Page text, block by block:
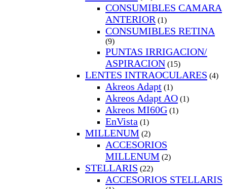
CONSUMIBLES CAMARA
ANTERIOR (1)
CONSUMIBLES RETINA
(9)
PUNTAS IRRIGACION/
ASPIRACION (15)
LENTES INTRAOCULARES (4)
Akreos Adapt (1)
Akreos Adapt AO (1)
Akreos MI60G (1)
EnVista (1)
MILLENUM (2)
ACCESORIOS
MILLENUM (2)
STELLARIS (22)
ACCESORIOS STELLARIS